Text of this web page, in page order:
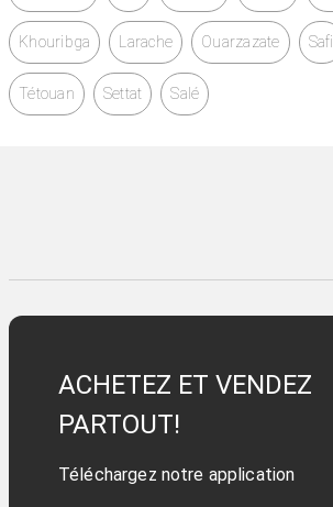
Khouribga Larache Ouarzazate Safi
Tétouan Settat Salé
ACHETEZ ET VENDEZ
PARTOUT!
Téléchargez notre application